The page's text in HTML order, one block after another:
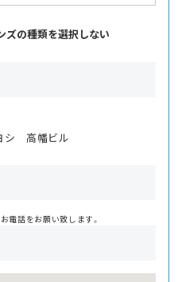
ズの種類を選択しない
シ 高幡ビル
電話をお願い致します。